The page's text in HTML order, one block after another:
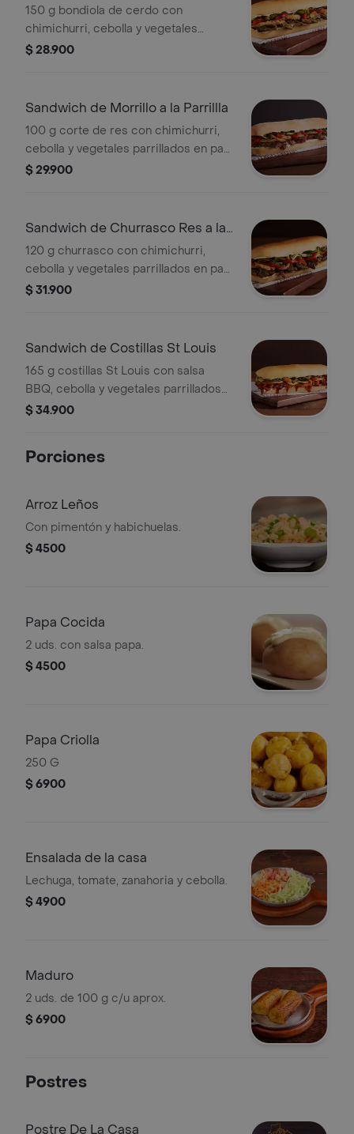
150 g bondiola de cerdo con
chimichurri, cebolla y vegetales
parrillados en pan horneado.
$ 28.900
Sandwich de Morrillo a la Parrillla
100 g corte de res con chimichurri,
cebolla y vegetales parrillados en pan
horneado.
$ 29.900
Sandwich de Churrasco Res a la
Parrillla
120 g churrasco con chimichurri,
cebolla y vegetales parrillados en pan
horneado.
$ 31.900
Sandwich de Costillas St Louis
165 g costillas St Louis con salsa
BBQ, cebolla y vegetales parrillados
en pan horneado.
$ 34.900
Porciones
Arroz Leños
Con pimentón y habichuelas.
$ 4500
Papa Cocida
2 uds. con salsa papa.
$ 4500
Papa Criolla
250 G
$ 6900
Ensalada de la casa
Lechuga, tomate, zanahoria y cebolla.
$ 4900
Maduro
2 uds. de 100 g c/u aprox.
$ 6900
Postres
Postre De La Casa